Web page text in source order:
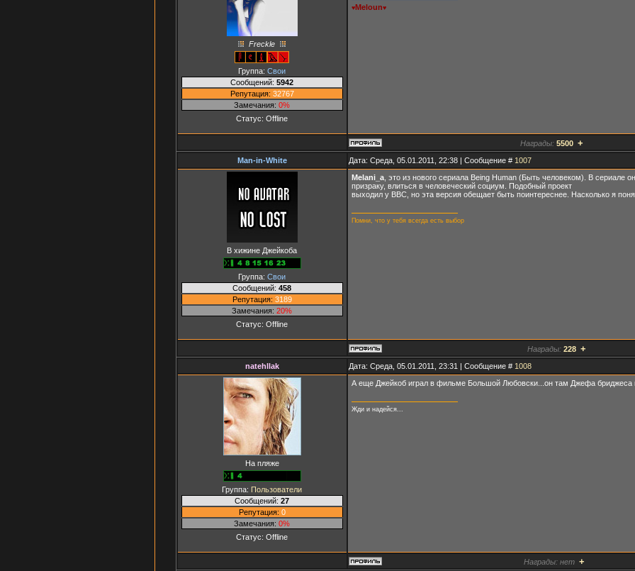
Freckle
Группа: Свои
Сообщений: 5942
Репутация: 32767
Замечания: 0%
Статус: Offline
♥Meloun♥
Награды: 5500 +
Man-in-White Дата: Среда, 05.01.2011, 22:38 | Сообщение # 1007
В хижине Джейкоба
Группа: Свои
Сообщений: 458
Репутация: 3189
Замечания: 20%
Статус: Offline
Melani_a, это из нового сериала Being Human (Быть человеком). В
призраку, влиться в человеческий социум. Подобный проект
выходил у BBC, но эта версия обещает быть поинтереснее. Насколько я
Помни, что у тебя всегда есть выбор
Награды: 228 +
natehllak Дата: Среда, 05.01.2011, 23:31 | Сообщение # 1008
На пляже
Группа: Пользователи
Сообщений: 27
Репутация: 0
Замечания: 0%
Статус: Offline
А еще Джейкоб играл в фильме Большой Любовски...он там Джефа бриджеса в
Жди и надейся...
Награды: нет +